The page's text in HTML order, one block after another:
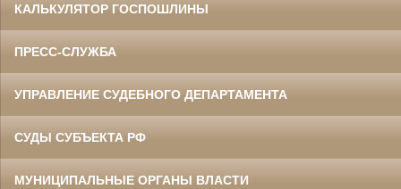
КАЛЬКУЛЯТОР ГОСПОШЛИНЫ
ПРЕСС-СЛУЖБА
УПРАВЛЕНИЕ СУДЕБНОГО ДЕПАРТАМЕНТА
СУДЫ СУБЪЕКТА РФ
МУНИЦИПАЛЬНЫЕ ОРГАНЫ ВЛАСТИ